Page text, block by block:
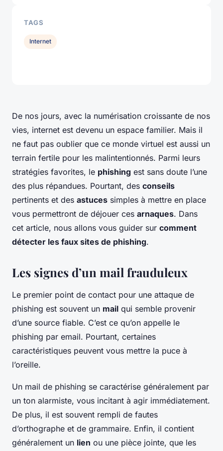
De nos jours, avec la numérisation croissante de nos
vies, internet est devenu un espace familier. Mais il
ne faut pas oublier que ce monde virtuel est aussi un
terrain fertile pour les malintentionnés. Parmi leurs
stratégies favorites, le phishing est sans doute l’une
des plus répandues. Pourtant, des conseils
pertinents et des astuces simples à mettre en place
vous permettront de déjouer ces arnaques. Dans
cet article, nous allons vous guider sur comment
détecter les faux sites de phishing.
Les signes d’un mail frauduleux
Le premier point de contact pour une attaque de
phishing est souvent un mail qui semble provenir
d’une source fiable. C’est ce qu’on appelle le
phishing par email. Pourtant, certaines
caractéristiques peuvent vous mettre la puce à
l’oreille.
Un mail de phishing se caractérise généralement par
un ton alarmiste, vous incitant à agir immédiatement.
De plus, il est souvent rempli de fautes
d’orthographe et de grammaire. Enfin, il contient
généralement un lien ou une pièce jointe, que les
TAGS
Internet